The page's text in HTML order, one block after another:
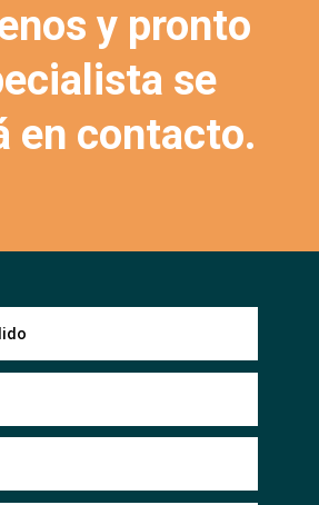
y pronto
se
en contacto.